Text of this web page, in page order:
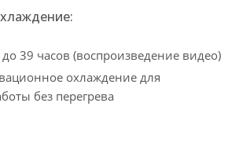
39 часов (воспроизведение видео)
охлаждение для
без перегрева